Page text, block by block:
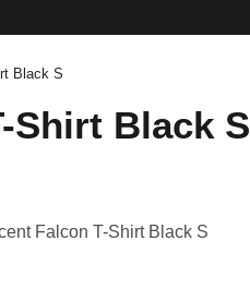
Black S
Shirt Black S